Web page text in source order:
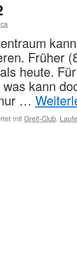
Früher
heute.
kann
…
mitGreif-Club,